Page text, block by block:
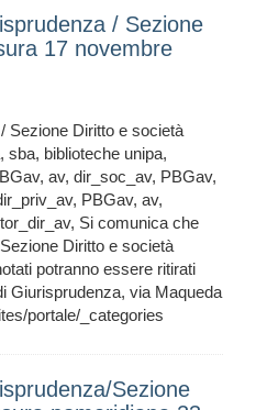
/ Sezione
17 novembre
Sezione Diritto e società
sba, biblioteche unipa,
av, dir_soc_av, PBGav,
PBGav, av,
Si comunica che
Diritto e società
potranno essere ritirati
Giurisprudenza, via Maqueda
portale/_categories
Sezione